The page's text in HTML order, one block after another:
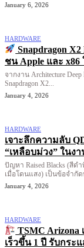
January 6, 2026
HARDWARE
Snapdragon
ชน Apple และ x86
จากงาน Architecture
Snapdragon X2...
January 4, 2026
HARDWARE
เจาะลึกความลับ
“เหลือบม่วง” ในงา
ปัญหา Raised Blacks (สีด
เมื่อโดนแสง) เป็นข้อจำกัด
January 4, 2026
HARDWARE
TSMC Arizona
เร็วขึ้น 1 ปี รับกระ